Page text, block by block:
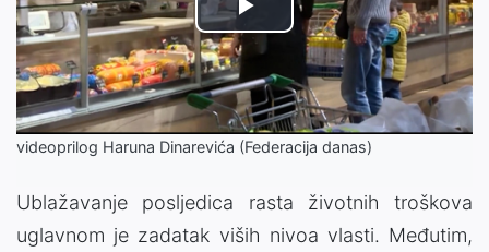
Play
Video
videoprilog Haruna Dinarevića (Federacija danas)
Ublažavanje posljedica rasta životnih troškova
uglavnom je zadatak viših nivoa vlasti. Međutim,